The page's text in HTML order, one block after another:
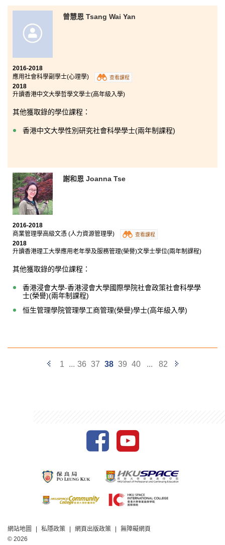
三年前，我仍是一名診所護士，個性較為依賴，而且缺
乏自信心。書院提供了一個學習機會讓我再次重回校園
成為全職學生。課程讓我學習到不同的知識和作出批判
性思考。透過參與專題報告和班上演說，我變得有自信
我將來的事業發展和持續進修有莫大的幫助。
曾慧恩 Tsang Wai Yan
2016-2018
應用社會科學副學士(心理學)
查看課程
2018
升讀香港中文大學哲學文學士(高年級入學)
其他獲取錄的學位課程：
香港中文大學性別研究社會科學學士(兩年制課程)
謝和恩 Joanna Tse
2016-2018
商業管理學高級文憑 (人力資源管理學)
查看課程
2018
升讀香港理工大學應用老年學及服務管理(榮譽)文學士學位(兩年制課程)
其他獲取錄的學位課程：
香港浸會大學-香港浸會大學國際學院社會政策社會科學學
士(榮譽)(兩年制課程)
恒生管理學院管理學工商管理(榮譽)學士(高年級入學)
Previous
1 ... 36 37 38 39 40 ... 82
網站地圖 私隱政策 網頁出版政策
無障礙網頁
© 2026